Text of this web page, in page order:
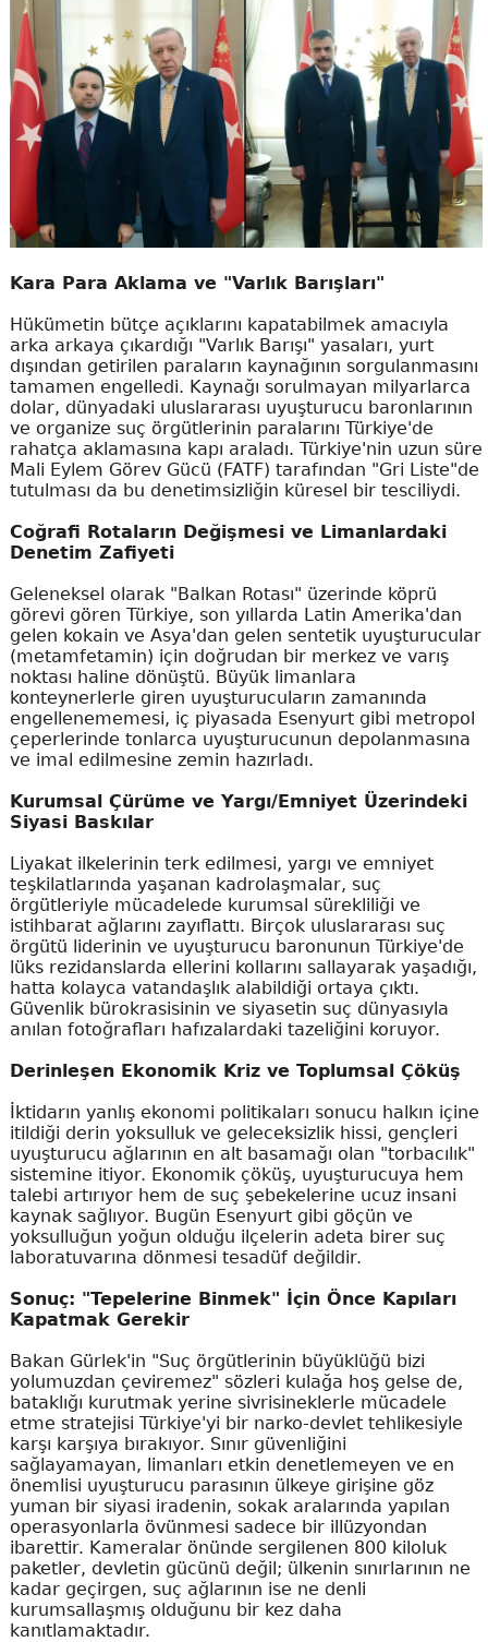
Kara Para Aklama ve "Varlık Barışları"
Hükümetin bütçe açıklarını kapatabilmek amacıyla
arka arkaya çıkardığı "Varlık Barışı" yasaları, yurt
dışından getirilen paraların kaynağının sorgulanmasını
tamamen engelledi. Kaynağı sorulmayan milyarlarca
dolar, dünyadaki uluslararası uyuşturucu baronlarının
ve organize suç örgütlerinin paralarını Türkiye'de
rahatça aklamasına kapı araladı. Türkiye'nin uzun süre
Mali Eylem Görev Gücü (FATF) tarafından "Gri Liste"de
tutulması da bu denetimsizliğin küresel bir tesciliydi.
Coğrafi Rotaların Değişmesi ve Limanlardaki
Denetim Zafiyeti
Geleneksel olarak "Balkan Rotası" üzerinde köprü
görevi gören Türkiye, son yıllarda Latin Amerika'dan
gelen kokain ve Asya'dan gelen sentetik uyuşturucular
(metamfetamin) için doğrudan bir merkez ve varış
noktası haline dönüştü. Büyük limanlara
konteynerlerle giren uyuşturucuların zamanında
engellenememesi, iç piyasada Esenyurt gibi metropol
çeperlerinde tonlarca uyuşturucunun depolanmasına
ve imal edilmesine zemin hazırladı.
Kurumsal Çürüme ve Yargı/Emniyet Üzerindeki
Siyasi Baskılar
Liyakat ilkelerinin terk edilmesi, yargı ve emniyet
teşkilatlarında yaşanan kadrolaşmalar, suç
örgütleriyle mücadelede kurumsal sürekliliği ve
istihbarat ağlarını zayıflattı. Birçok uluslararası suç
örgütü liderinin ve uyuşturucu baronunun Türkiye'de
lüks rezidanslarda ellerini kollarını sallayarak yaşadığı,
hatta kolayca vatandaşlık alabildiği ortaya çıktı.
Güvenlik bürokrasisinin ve siyasetin suç dünyasıyla
anılan fotoğrafları hafızalardaki tazeliğini koruyor.
Derinleşen Ekonomik Kriz ve Toplumsal Çöküş
İktidarın yanlış ekonomi politikaları sonucu halkın içine
itildiği derin yoksulluk ve geleceksizlik hissi, gençleri
uyuşturucu ağlarının en alt basamağı olan "torbacılık"
sistemine itiyor. Ekonomik çöküş, uyuşturucuya hem
talebi artırıyor hem de suç şebekelerine ucuz insani
kaynak sağlıyor. Bugün Esenyurt gibi göçün ve
yoksulluğun yoğun olduğu ilçelerin adeta birer suç
laboratuvarına dönmesi tesadüf değildir.
Sonuç: "Tepelerine Binmek" İçin Önce Kapıları
Kapatmak Gerekir
Bakan Gürlek'in "Suç örgütlerinin büyüklüğü bizi
yolumuzdan çeviremez" sözleri kulağa hoş gelse de,
bataklığı kurutmak yerine sivrisineklerle mücadele
etme stratejisi Türkiye'yi bir narko-devlet tehlikesiyle
karşı karşıya bırakıyor. Sınır güvenliğini
sağlayamayan, limanları etkin denetlemeyen ve en
önemlisi uyuşturucu parasının ülkeye girişine göz
yuman bir siyasi iradenin, sokak aralarında yapılan
operasyonlarla övünmesi sadece bir illüzyondan
ibarettir. Kameralar önünde sergilenen 800 kiloluk
paketler, devletin gücünü değil; ülkenin sınırlarının ne
kadar geçirgen, suç ağlarının ise ne denli
kurumsallaşmış olduğunu bir kez daha
kanıtlamaktadır.